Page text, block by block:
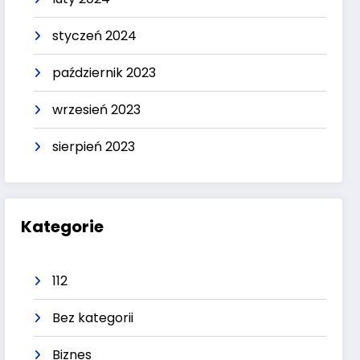
styczeń 2024
październik 2023
wrzesień 2023
sierpień 2023
Kategorie
112
Bez kategorii
Biznes